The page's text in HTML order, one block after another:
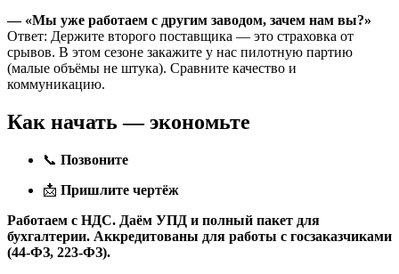
— «Мы уже работаем с другим заводом, зачем нам вы?»
Ответ: Держите второго поставщика — это страховка от
срывов. В этом сезоне закажите у нас пилотную партию
(малые объёмы не штука). Сравните качество и
коммуникацию.
Как начать — экономьте
📞 Позвоните
📩 Пришлите чертёж
Работаем с НДС. Даём УПД и полный пакет для
бухгалтерии. Аккредитованы для работы с госзаказчиками
(44‑ФЗ, 223‑ФЗ).